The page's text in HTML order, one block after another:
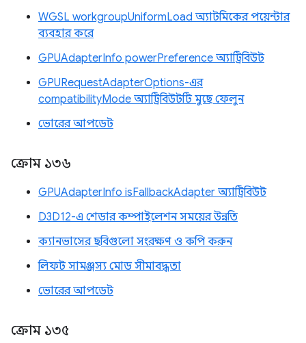
WGSL workgroupUniformLoad অ্যাটমিকের পয়েন্টার
ব্যবহার করে
GPUAdapterInfo powerPreference অ্যাট্রিবিউট
GPURequestAdapterOptions-এর
compatibilityMode অ্যাট্রিবিউটটি মুছে ফেলুন
ভোরের আপডেট
ক্রোম ১৩৬
GPUAdapterInfo isFallbackAdapter অ্যাট্রিবিউট
D3D12-এ শেডার কম্পাইলেশন সময়ের উন্নতি
ক্যানভাসের ছবিগুলো সংরক্ষণ ও কপি করুন
লিফট সামঞ্জস্য মোড সীমাবদ্ধতা
ভোরের আপডেট
ক্রোম ১৩৫